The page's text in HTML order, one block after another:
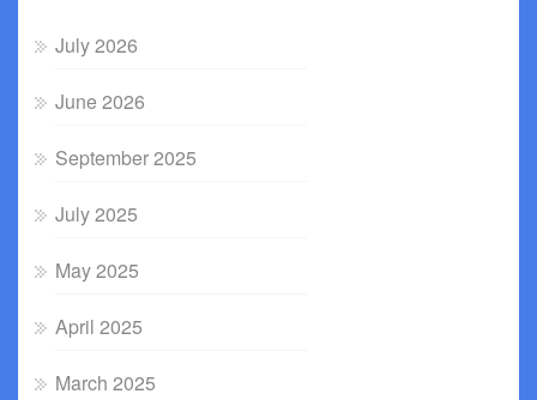
July 2026
June 2026
September 2025
July 2025
May 2025
April 2025
March 2025